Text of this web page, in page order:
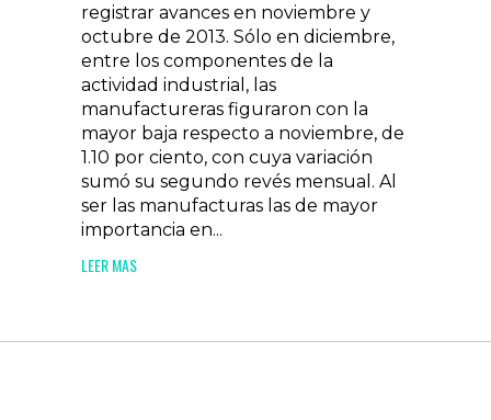
registrar avances en noviembre y
octubre de 2013. Sólo en diciembre,
entre los componentes de la
actividad industrial, las
manufactureras figuraron con la
mayor baja respecto a noviembre, de
1.10 por ciento, con cuya variación
sumó su segundo revés mensual. Al
ser las manufacturas las de mayor
importancia en...
LEER MAS